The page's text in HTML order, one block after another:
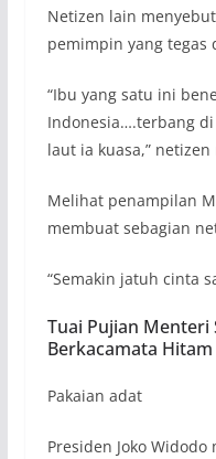
Netizen lain
pemimpin yang tegas
“Ibu yang satu ini
Indonesia….terbang
laut ia kuasa,”
Melihat penampilan
membuat sebagian
“Semakin jatuh cinta
Tuai Pujian Menteri
Berkacamata Hitam
Pakaian adat
Presiden Joko